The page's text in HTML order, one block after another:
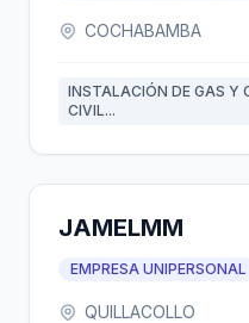
COCHABAMBA
INSTALACIÓN DE GAS Y
CIVIL...
JAMELMM
EMPRESA UNIPERSONAL
QUILLACOLLO